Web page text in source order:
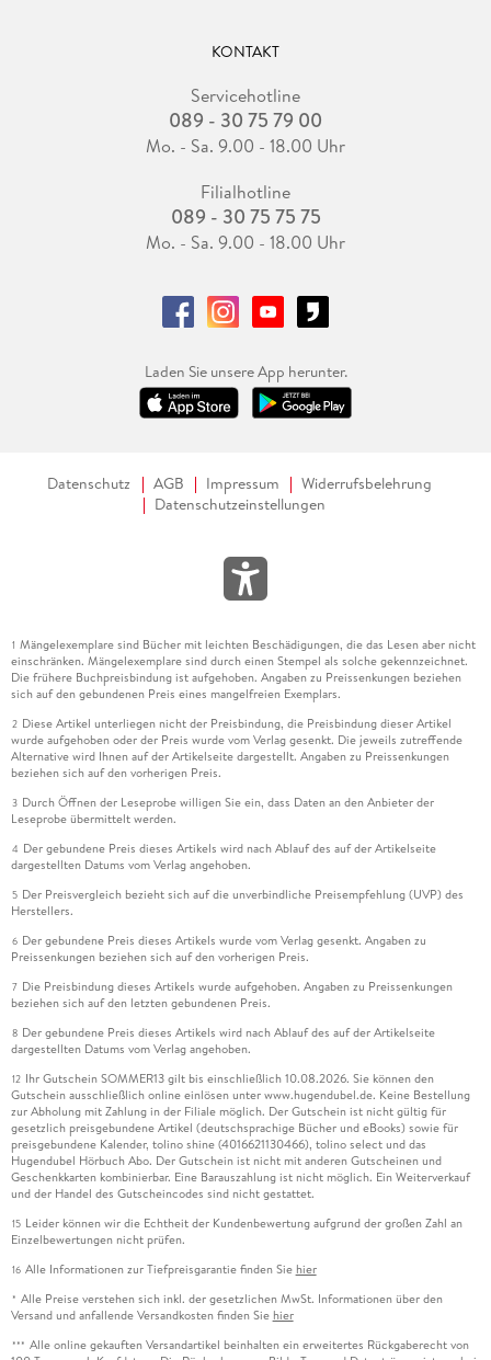
KONTAKT
Servicehotline
089 - 30 75 79 00
Mo. - Sa. 9.00 - 18.00 Uhr
Filialhotline
089 - 30 75 75 75
Mo. - Sa. 9.00 - 18.00 Uhr
Laden Sie unsere App herunter.
Datenschutz AGB Impressum
Widerrufsbelehrung
Datenschutzeinstellungen
1 Mängelexemplare sind Bücher mit leichten Beschädigungen, die das Lesen aber nicht
einschränken. Mängelexemplare sind durch einen Stempel als solche gekennzeichnet.
Die frühere Buchpreisbindung ist aufgehoben. Angaben zu Preissenkungen beziehen
sich auf den gebundenen Preis eines mangelfreien Exemplars.
2 Diese Artikel unterliegen nicht der Preisbindung, die Preisbindung dieser Artikel
wurde aufgehoben oder der Preis wurde vom Verlag gesenkt. Die jeweils zutreffende
Alternative wird Ihnen auf der Artikelseite dargestellt. Angaben zu Preissenkungen
beziehen sich auf den vorherigen Preis.
3 Durch Öffnen der Leseprobe willigen Sie ein, dass Daten an den Anbieter der
Leseprobe übermittelt werden.
4 Der gebundene Preis dieses Artikels wird nach Ablauf des auf der Artikelseite
dargestellten Datums vom Verlag angehoben.
5 Der Preisvergleich bezieht sich auf die unverbindliche Preisempfehlung (UVP) des
Herstellers.
6 Der gebundene Preis dieses Artikels wurde vom Verlag gesenkt. Angaben zu
Preissenkungen beziehen sich auf den vorherigen Preis.
7 Die Preisbindung dieses Artikels wurde aufgehoben. Angaben zu Preissenkungen
beziehen sich auf den letzten gebundenen Preis.
8 Der gebundene Preis dieses Artikels wird nach Ablauf des auf der Artikelseite
dargestellten Datums vom Verlag angehoben.
12 Ihr Gutschein SOMMER13 gilt bis einschließlich 10.08.2026. Sie können den
Gutschein ausschließlich online einlösen unter www.hugendubel.de. Keine Bestellung
zur Abholung mit Zahlung in der Filiale möglich. Der Gutschein ist nicht gültig für
gesetzlich preisgebundene Artikel (deutschsprachige Bücher und eBooks) sowie für
preisgebundene Kalender, tolino shine (4016621130466), tolino select und das
Hugendubel Hörbuch Abo. Der Gutschein ist nicht mit anderen Gutscheinen und
Geschenkkarten kombinierbar. Eine Barauszahlung ist nicht möglich. Ein Weiterverkauf
und der Handel des Gutscheincodes sind nicht gestattet.
15 Leider können wir die Echtheit der Kundenbewertung aufgrund der großen Zahl an
Einzelbewertungen nicht prüfen.
16 Alle Informationen zur Tiefpreisgarantie finden Sie hier
* Alle Preise verstehen sich inkl. der gesetzlichen MwSt. Informationen über den
Versand und anfallende Versandkosten finden Sie hier
*** Alle online gekauften Versandartikel beinhalten ein erweitertes Rückgaberecht von